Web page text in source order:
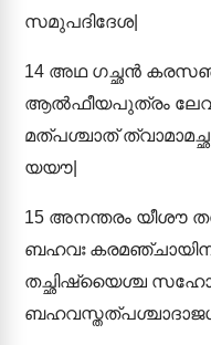
സമുപദിദേശ|
14 അഥ ഗച്ഛൻ
ആൽഫീയപുത്രം
മത്പശ്ചാത്
യയൗ|
15 അനന്തരം യീശൗ
ബഹവഃ
തച്ഛിഷ്യൈശ്ച